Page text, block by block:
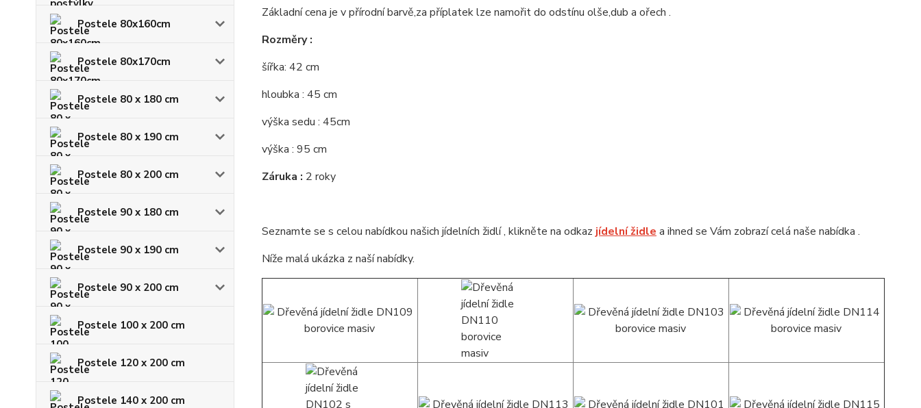
Postele 80x160cm
Postele 80x170cm
Postele 80 x 180 cm
Postele 80 x 190 cm
Postele 80 x 200 cm
Postele 90 x 180 cm
Postele 90 x 190 cm
Postele 90 x 200 cm
Postele 100 x 200 cm
Postele 120 x 200 cm
Postele 140 x 200 cm
Základní cena je v přírodní barvě,za příplatek lze namořit do odstínu olše,dub a ořech .
Rozměry :
šířka: 42 cm
hloubka : 45 cm
výška sedu : 45cm
výška : 95 cm
Záruka : 2 roky
Seznamte se s celou nabídkou našich jídelních židlí , klikněte na odkaz jídelní židle a ihned se Vám zobrazí celá naše nabídka .
Níže malá ukázka z naší nabídky.